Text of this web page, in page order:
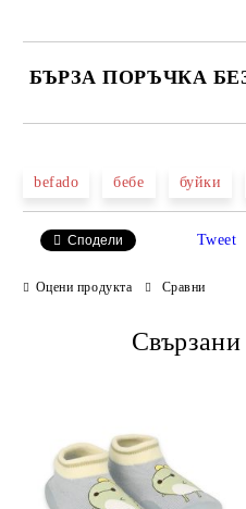
БЪРЗА ПОРЪЧКА
Ние ще се свържем с вас в
befado бебе буйки
Сподели Tweet
Оцени продукта Сравни